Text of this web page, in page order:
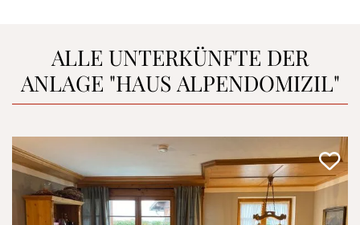
ALLE UNTERKÜNFTE DER
ANLAGE "HAUS ALPENDOMIZIL"